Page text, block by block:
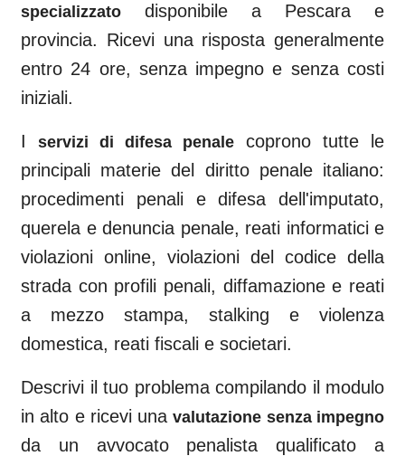
specializzato disponibile a Pescara e
provincia. Ricevi una risposta generalmente
entro 24 ore, senza impegno e senza costi
iniziali.
I servizi di difesa penale coprono tutte le
principali materie del diritto penale italiano:
procedimenti penali e difesa dell'imputato,
querela e denuncia penale, reati informatici e
violazioni online, violazioni del codice della
strada con profili penali, diffamazione e reati
a mezzo stampa, stalking e violenza
domestica, reati fiscali e societari.
Descrivi il tuo problema compilando il modulo
in alto e ricevi unavalutazione senza impegno
da un avvocato penalista qualificato a